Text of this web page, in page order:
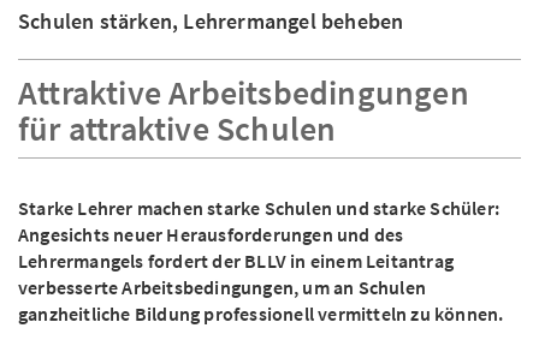
Schulen stärken, Lehrermangel beheben
Attraktive Arbeitsbedingungen
für attraktive Schulen
Starke Lehrer machen starke Schulen und starke Schüler:
Angesichts neuer Herausforderungen und des
Lehrermangels fordert der BLLV in einem Leitantrag
verbesserte Arbeitsbedingungen, um an Schulen
ganzheitliche Bildung professionell vermitteln zu können.